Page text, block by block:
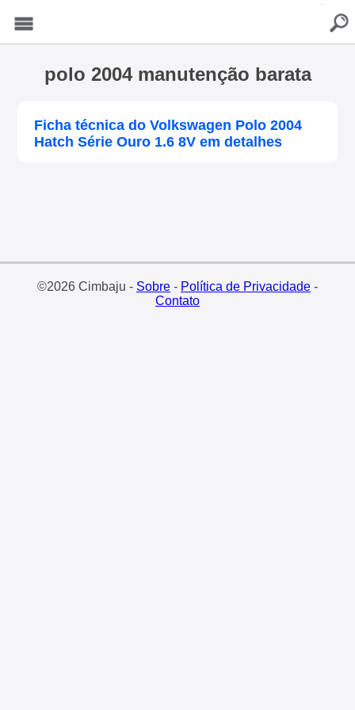
polo 2004 manutenção barata
Ficha técnica do Volkswagen Polo 2004
Hatch Série Ouro 1.6 8V em detalhes
©2026 Cimbaju - Sobre- Política de Privacidade-
Contato